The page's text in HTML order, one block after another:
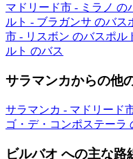
マドリード市 - ミラノ の
ルト - ブラガンサ のバス
市 - リスボン のバスポル
ルト のバス
サラマンカからの他
サラマンカ - マドリード
ゴ・デ・コンポステーラ
ビルバオ への主な路